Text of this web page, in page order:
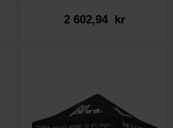
2 602,94 kr